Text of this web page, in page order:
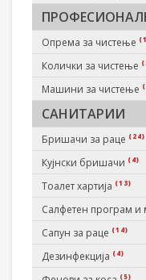
Опрема за чистење
Колички за чистење
Машини за чистење
САНИТАРИИ
Бришачи за раце (24)
Кујнски бришачи (4)
Тоалет хартија (13)
Салфетен програм
Сапун за раце (14)
Дезинфекција (4)
(5)